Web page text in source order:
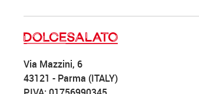
Via Mazzini, 6
43121 - Parma (ITALY)